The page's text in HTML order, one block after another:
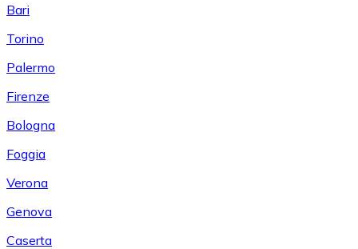
Bari
Torino
Palermo
Firenze
Bologna
Foggia
Verona
Genova
Caserta